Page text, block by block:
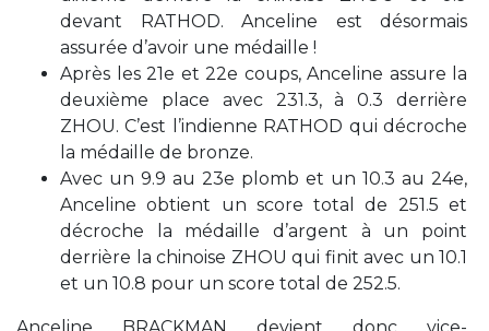
devant RATHOD. Anceline est désormais
assurée d’avoir une médaille !
Après les 21e et 22e coups, Anceline assure la
deuxième place avec 231.3, à 0.3 derrière
ZHOU. C’est l’indienne RATHOD qui décroche
la médaille de bronze.
Avec un 9.9 au 23e plomb et un 10.3 au 24e,
Anceline obtient un score total de 251.5 et
décroche la médaille d’argent à un point
derrière la chinoise ZHOU qui finit avec un 10.1
et un 10.8 pour un score total de 252.5.